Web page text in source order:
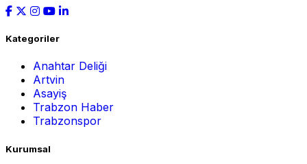
Kategoriler
Anahtar Deliği
Artvin
Asayiş
Trabzon Haber
Trabzonspor
Kurumsal